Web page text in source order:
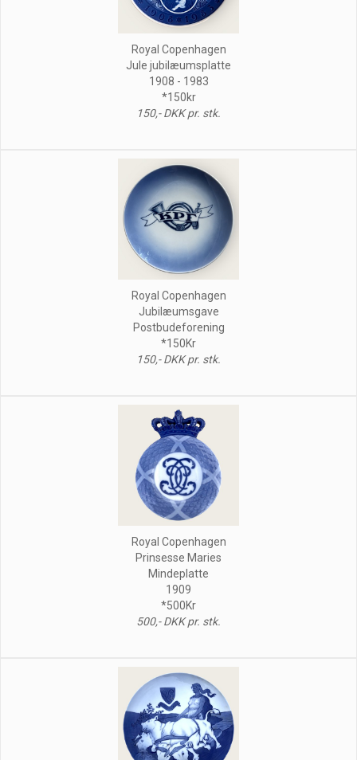
Royal Copenhagen
Jule jubilæumsplatte
1908 - 1983
*150kr
150,- DKK pr. stk.
Royal Copenhagen
Jubilæumsgave
Postbudeforening
*150Kr
150,- DKK pr. stk.
Royal Copenhagen
Prinsesse Maries
Mindeplatte
1909
*500Kr
500,- DKK pr. stk.